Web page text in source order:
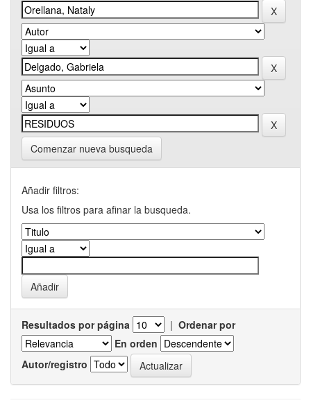
Comenzar nueva busqueda
Añadir filtros:
Usa los filtros para afinar la busqueda.
Resultados por página | Ordenar por
En orden
Autor/registro